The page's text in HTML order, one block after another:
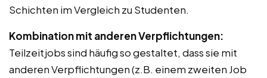
Schichten im Vergleich zu Studenten.
Kombination mit anderen Verpflichtungen:
Teilzeitjobs sind häufig so gestaltet, dass sie mit
anderen Verpflichtungen (z.B. einem zweiten Job